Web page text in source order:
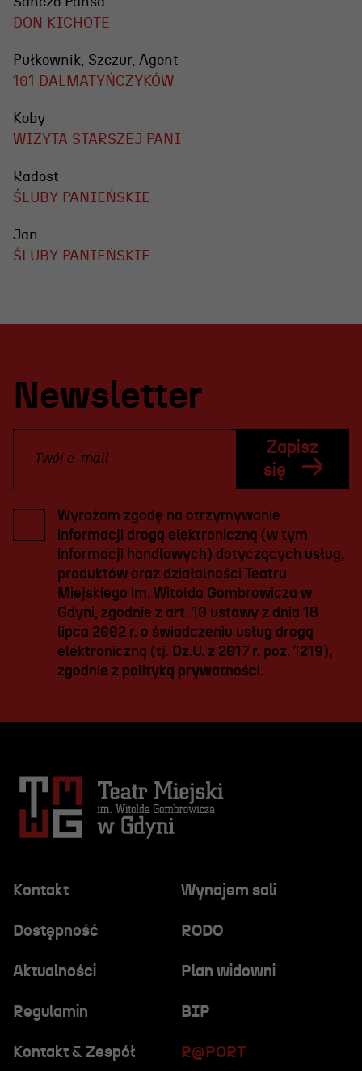
DON KICHOTE
Pułkownik, Szczur, Agent
101 DALMATYŃCZYKÓW
Koby
WIZYTA STARSZEJ PANI
Radost
ŚLUBY PANIEŃSKIE
Jan
ŚLUBY PANIEŃSKIE
Newsletter
Zapisz
się
Wyrażam zgodę na otrzymywanie
informacji drogą elektroniczną (w tym
informacji handlowych) dotyczących usług,
produktów oraz działalności Teatru
Miejskiego im. Witolda Gombrowicza w
Gdyni, zgodnie z art. 10 ustawy z dnia 18
lipca 2002 r. o świadczeniu usług drogą
elektroniczną (tj. Dz.U. z 2017 r. poz. 1219),
zgodnie z polityką prywatności.
Kontakt Wynajem sali
Dostępność RODO
R@PORT
Aktualności Plan widowni
Regulamin BIP
Kontakt & Zespół